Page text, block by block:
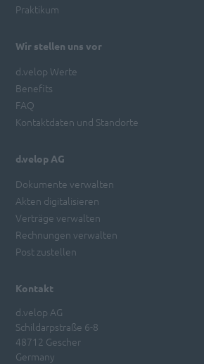
Kontakt
d.velop AG
Schildarpstraße 6-8
48712 Gescher
Germany
Praktikum
Wir stellen uns vor
d.velop Werte
Benefits
FAQ
Kontaktdaten und Standorte
d.velop AG
Dokumente verwalten
Akten digitalisieren
Verträge verwalten
Rechnungen verwalten
Post zustellen